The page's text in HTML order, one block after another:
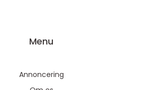
Menu
Annoncering